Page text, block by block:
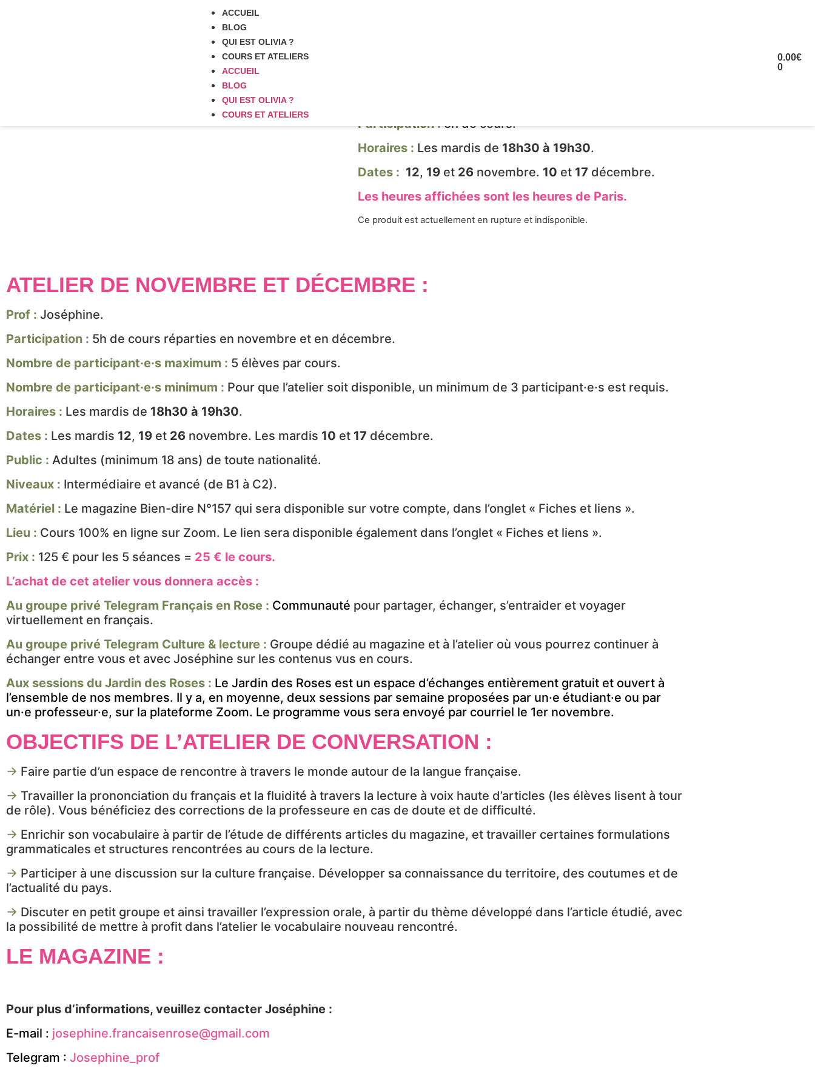
ACCUEIL
BLOG
QUI EST OLIVIA ?
COURS ET ATELIERS
ACCUEIL
BLOG
QUI EST OLIVIA ?
COURS ET ATELIERS
0.00€
0
Participation : 5h de cours.
Horaires : Les mardis de 18h30 à 19h30.
Dates : 12, 19 et 26 novembre. 10 et 17 décembre.
Les heures affichées sont les heures de Paris.
Ce produit est actuellement en rupture et indisponible.
ATELIER DE NOVEMBRE ET DÉCEMBRE :
Prof : Joséphine.
Participation : 5h de cours réparties en novembre et en décembre.
Nombre de participant·e·s maximum : 5 élèves par cours.
Nombre de participant·e·s minimum : Pour que l’atelier soit disponible, un minimum de 3 participant·e·s est requis.
Horaires : Les mardis de 18h30 à 19h30.
Dates : Les mardis 12, 19 et 26 novembre. Les mardis 10 et 17 décembre.
Public : Adultes (minimum 18 ans) de toute nationalité.
Niveaux : Intermédiaire et avancé (de B1 à C2).
Matériel : Le magazine Bien-dire N°157 qui sera disponible sur votre compte, dans l’onglet « Fiches et liens ».
Lieu : Cours 100% en ligne sur Zoom. Le lien sera disponible également dans l’onglet « Fiches et liens ».
Prix : 125 € pour les 5 séances = 25 € le cours.
L’achat de cet atelier vous donnera accès :
Au groupe privé Telegram Français en Rose : Communauté pour partager, échanger, s’entraider et voyager
virtuellement en français.
Au groupe privé Telegram Culture & lecture : Groupe dédié au magazine et à l’atelier où vous pourrez continuer à
échanger entre vous et avec Joséphine sur les contenus vus en cours.
Aux sessions du Jardin des Roses : Le Jardin des Roses est un espace d’échanges entièrement gratuit et ouvert à
l’ensemble de nos membres. Il y a, en moyenne, deux sessions par semaine proposées par un·e étudiant·e ou par
un·e professeur·e, sur la plateforme Zoom. Le programme vous sera envoyé par courriel le 1er novembre.
OBJECTIFS DE L’ATELIER DE CONVERSATION :
→ Faire partie d’un espace de rencontre à travers le monde autour de la langue française.
→ Travailler la prononciation du français et la fluidité à travers la lecture à voix haute d’articles (les élèves lisent à tour
de rôle). Vous bénéficiez des corrections de la professeure en cas de doute et de difficulté.
→ Enrichir son vocabulaire à partir de l’étude de différents articles du magazine, et travailler certaines formulations
grammaticales et structures rencontrées au cours de la lecture.
→ Participer à une discussion sur la culture française. Développer sa connaissance du territoire, des coutumes et de
l’actualité du pays.
→ Discuter en petit groupe et ainsi travailler l’expression orale, à partir du thème développé dans l’article étudié, avec
la possibilité de mettre à profit dans l’atelier le vocabulaire nouveau rencontré.
LE MAGAZINE :
Pour plus d’informations, veuillez contacter Joséphine :
E-mail : josephine.francaisenrose@gmail.com
Telegram : Josephine_prof